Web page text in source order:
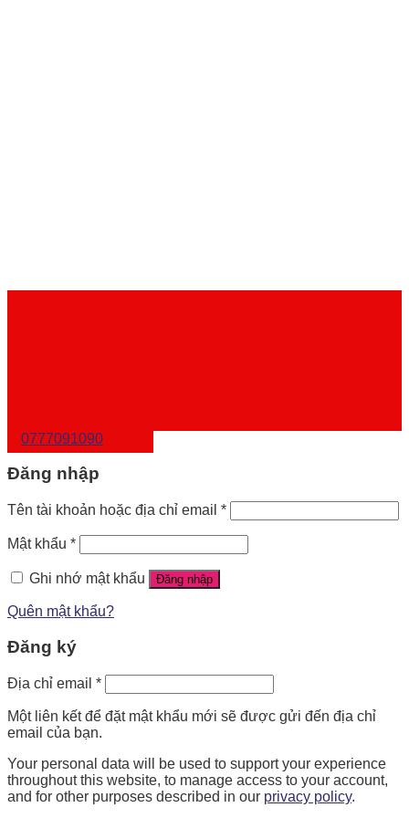
0777091090
Đăng nhập
Tên tài khoản hoặc địa chỉ email *
Mật khẩu *
Ghi nhớ mật khẩu Đăng nhập
Quên mật khẩu?
Đăng ký
Địa chỉ email *
Một liên kết để đặt mật khẩu mới sẽ được gửi đến địa chỉ
email của bạn.
Your personal data will be used to support your experience
throughout this website, to manage access to your account,
and for other purposes described in our privacy policy.